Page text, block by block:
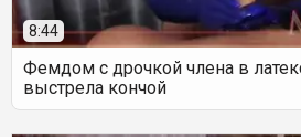
8:44
Фемдом с дрочкой члена в
выстрела кончой